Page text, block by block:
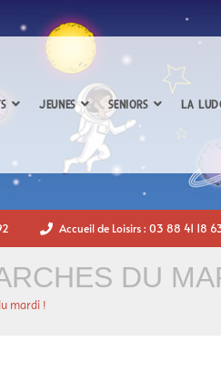
JEUNES SENIORS LA
Accueil de Loisirs : 03 88 41 18
DU
mardi !